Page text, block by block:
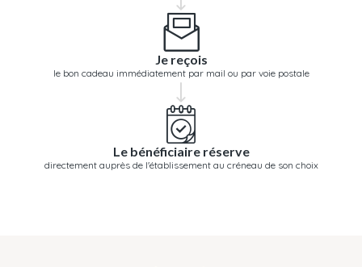
Je reçois
le bon cadeau immédiatement par mail ou par voie postale
Le bénéficiaire réserve
directement auprès de l'établissement au créneau de son choix